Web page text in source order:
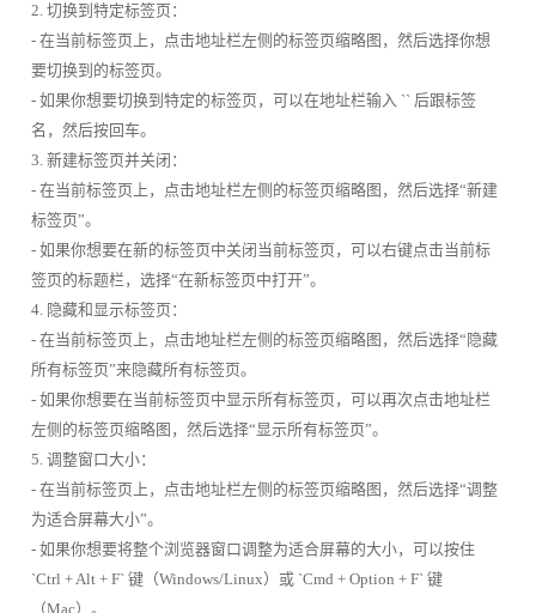
2. 切换到特定标签页：
- 在当前标签页上，点击地址栏左侧的标签页缩略图，然后选择你想
要切换到的标签页。
- 如果你想要切换到特定的标签页，可以在地址栏输入 `` 后跟标签
名，然后按回车。
3. 新建标签页并关闭：
- 在当前标签页上，点击地址栏左侧的标签页缩略图，然后选择“新建
标签页”。
- 如果你想要在新的标签页中关闭当前标签页，可以右键点击当前标
签页的标题栏，选择“在新标签页中打开”。
4. 隐藏和显示标签页：
- 在当前标签页上，点击地址栏左侧的标签页缩略图，然后选择“隐藏
所有标签页”来隐藏所有标签页。
- 如果你想要在当前标签页中显示所有标签页，可以再次点击地址栏
左侧的标签页缩略图，然后选择“显示所有标签页”。
5. 调整窗口大小：
- 在当前标签页上，点击地址栏左侧的标签页缩略图，然后选择“调整
为适合屏幕大小”。
- 如果你想要将整个浏览器窗口调整为适合屏幕的大小，可以按住
`Ctrl + Alt + F` 键（Windows/Linux）或 `Cmd + Option + F` 键
（Mac）。